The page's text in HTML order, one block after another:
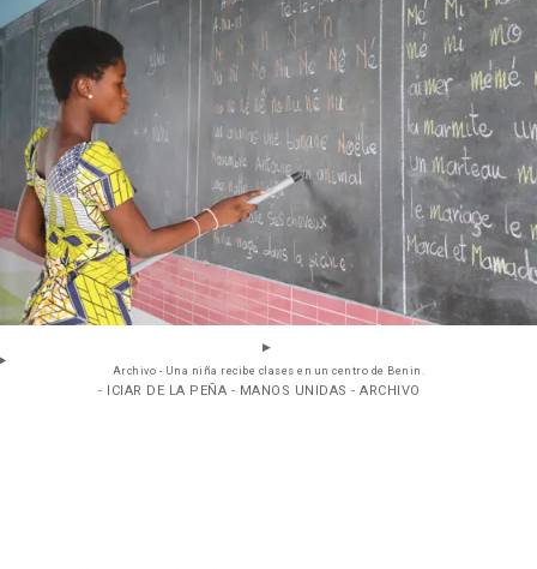
Archivo - Una niña recibe clases en un centro de Benin.
- ICIAR DE LA PEÑA - MANOS UNIDAS - ARCHIVO